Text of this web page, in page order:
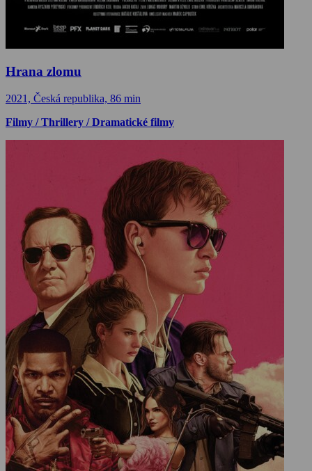
Hrana zlomu
2021, Česká republika, 86 min
Filmy / Thrillery / Dramatické filmy